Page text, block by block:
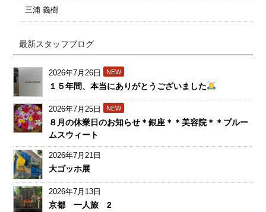
三浦 義樹
最新スタッフブログ
2026年7月26日 NEW
１５年間、本当にありがとうございました
2026年7月25日 NEW
８月の休業日のお知らせ＊銀座＊＊美容院＊＊ブルー
ムスウィート
2026年7月21日
大ゴッホ展
2026年7月13日
京都 一人旅 2